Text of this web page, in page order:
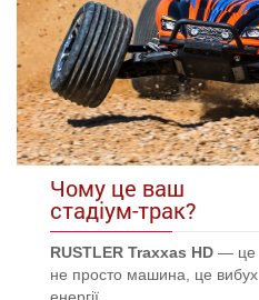
Чому це ваш
стадіум-трак?
RUSTLER Traxxas HD — це
не просто машина, це вибух